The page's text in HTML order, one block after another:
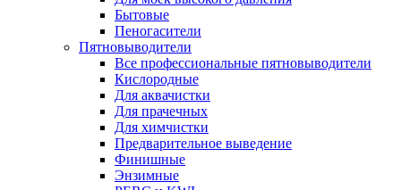
Бытовые
Пеногасители
Пятновыводители
Все профессиональные пятновыводители
Кислородные
Для аквачистки
Для прачечных
Для химчистки
Предварительное выведение
Финишные
Энзимные